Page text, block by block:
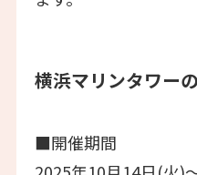
横浜マリンタワー
■開催期間